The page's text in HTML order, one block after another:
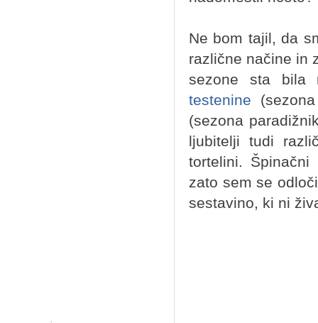
Ne bom tajil, da
različne načine in
sezone sta bila
testenine
(sezona
ljubitelji tudi
tortelini.
zato sem se
sestavino, ki ni